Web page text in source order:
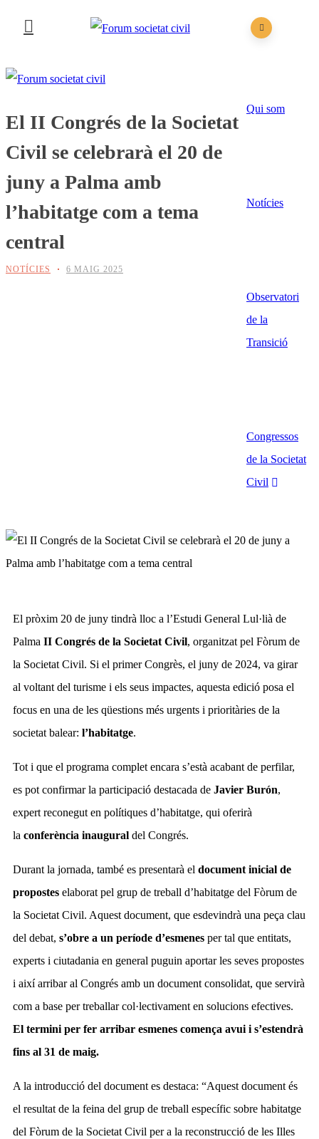
Qui som
Notícies
Observatori
de la
Transició
Congressos
de la Societat
Civil
El II Congrés de la Societat
Civil se celebrarà el 20 de
juny a Palma amb
l’habitatge com a tema
central
NOTÍCIES 6 MAIG 2025
El pròxim 20 de juny tindrà lloc a l’Estudi General Lul·lià de
Palma II Congrés de la Societat Civil, organitzat pel Fòrum de
la Societat Civil. Si el primer Congrès, el juny de 2024, va girar
al voltant del turisme i els seus impactes, aquesta edició posa el
focus en una de les qüestions més urgents i prioritàries de la
societat balear: l’habitatge.
Tot i que el programa complet encara s’està acabant de perfilar,
es pot confirmar la participació destacada de Javier Burón,
expert reconegut en polítiques d’habitatge, qui oferirà
la conferència inaugural del Congrés.
Durant la jornada, també es presentarà el document inicial de
propostes elaborat pel grup de treball d’habitatge del Fòrum de
la Societat Civil. Aquest document, que esdevindrà una peça clau
del debat, s’obre a un període d’esmenes per tal que entitats,
experts i ciutadania en general puguin aportar les seves propostes
i així arribar al Congrés amb un document consolidat, que servirà
com a base per treballar col·lectivament en solucions efectives.
El termini per fer arribar esmenes comença avui i s’estendrà
fins al 31 de maig.
A la introducció del document es destaca: “Aquest document és
el resultat de la feina del grup de treball específic sobre habitatge
del Fòrum de la Societat Civil per a la reconstrucció de les Illes